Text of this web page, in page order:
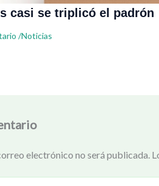
casi se triplicó el padrón
/Noticias
electrónico no será publicada.